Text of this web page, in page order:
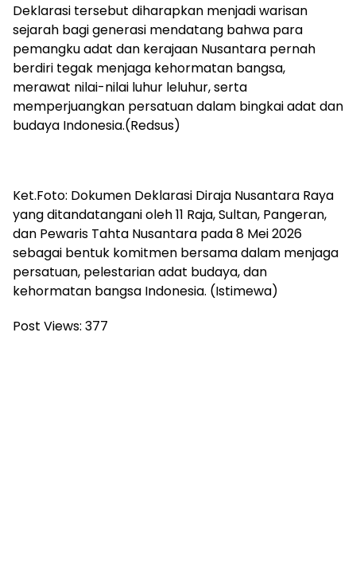
Deklarasi tersebut diharapkan menjadi warisan
sejarah bagi generasi mendatang bahwa para
pemangku adat dan kerajaan Nusantara pernah
berdiri tegak menjaga kehormatan bangsa,
merawat nilai-nilai luhur leluhur, serta
memperjuangkan persatuan dalam bingkai adat dan
budaya Indonesia.(Redsus)
Ket.Foto: Dokumen Deklarasi Diraja Nusantara Raya
yang ditandatangani oleh 11 Raja, Sultan, Pangeran,
dan Pewaris Tahta Nusantara pada 8 Mei 2026
sebagai bentuk komitmen bersama dalam menjaga
persatuan, pelestarian adat budaya, dan
kehormatan bangsa Indonesia. (Istimewa)
Post Views: 377